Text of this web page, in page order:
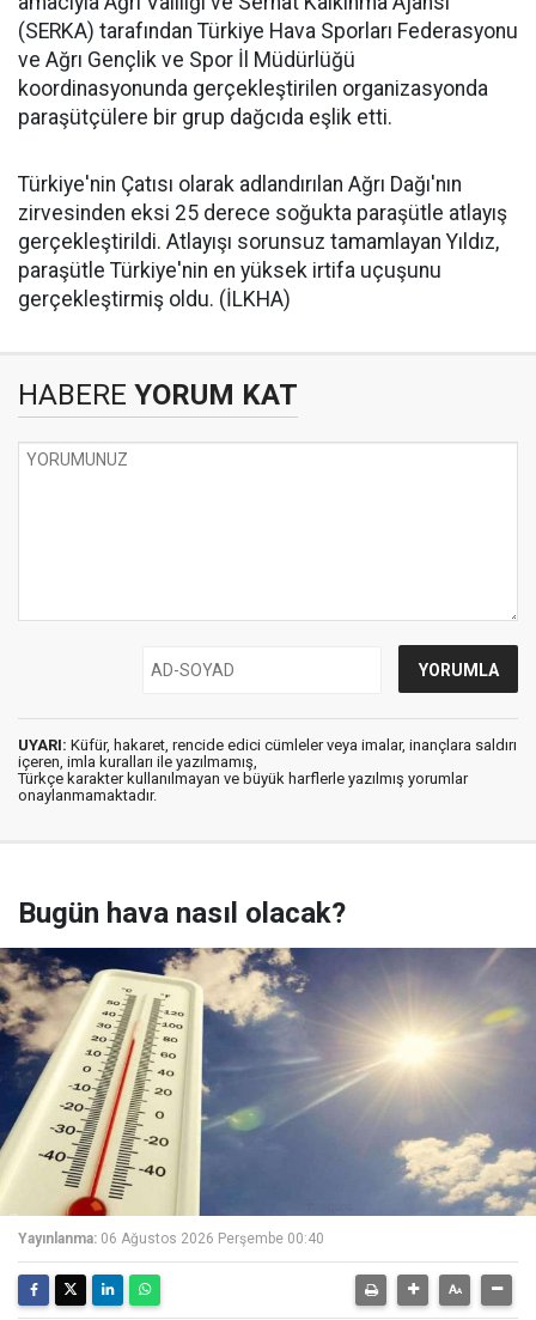
(SERKA) tarafından Türkiye Hava Sporları Federasyonu
ve Ağrı Gençlik ve Spor İl Müdürlüğü
koordinasyonunda gerçekleştirilen organizasyonda
paraşütçülere bir grup dağcıda eşlik etti.
Türkiye'nin Çatısı olarak adlandırılan Ağrı Dağı'nın
zirvesinden eksi 25 derece soğukta paraşütle atlayış
gerçekleştirildi. Atlayışı sorunsuz tamamlayan Yıldız,
paraşütle Türkiye'nin en yüksek irtifa uçuşunu
gerçekleştirmiş oldu. (İLKHA)
HABERE YORUM KAT
UYARI: Küfür, hakaret, rencide edici cümleler veya imalar, inançlara saldırı
içeren, imla kuralları ile yazılmamış,
Türkçe karakter kullanılmayan ve büyük harflerle yazılmış yorumlar
onaylanmamaktadır.
Bugün hava nasıl olacak?
Yayınlanma: 06 Ağustos 2026 Perşembe 00:40